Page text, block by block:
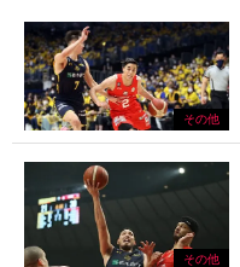
その他
その他